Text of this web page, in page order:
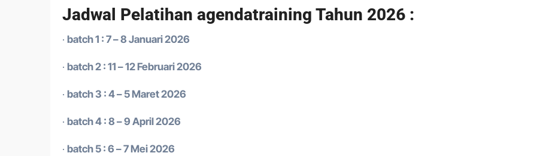
Jadwal Pelatihan agendatraining Tahun 2026 :
· batch 1 : 7 – 8 Januari 2026
· batch 2 : 11 – 12 Februari 2026
· batch 3 : 4 – 5 Maret 2026
· batch 4 : 8 – 9 April 2026
· batch 5 : 6 – 7 Mei 2026